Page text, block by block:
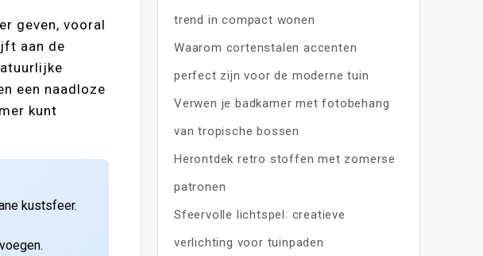
geven, vooral
aan de
een naadloze
kunt
kustsfeer.
trend in compact wonen
Waarom cortenstalen accenten
perfect zijn voor de moderne tuin
Verwen je badkamer met fotobehang
van tropische bossen
Herontdek retro stoffen met zomerse
patronen
Sfeervolle lichtspel: creatieve
verlichting voor tuinpaden